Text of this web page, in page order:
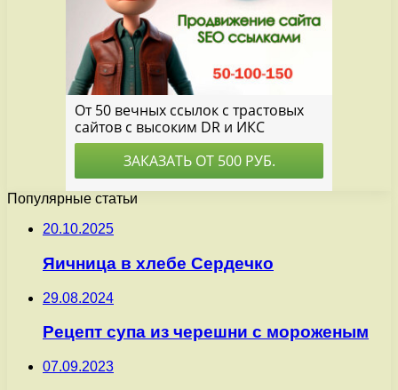
Популярные статьи
20.10.2025
Яичница в хлебе Сердечко
29.08.2024
Рецепт супа из черешни с мороженым
07.09.2023